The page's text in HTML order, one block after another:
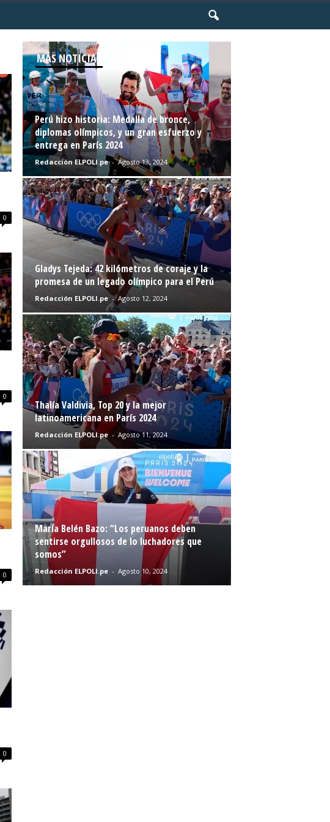
0
0
0
0
MÁS NOTICIAS
Perú hizo historia: Medalla de bronce,
diplomas olímpicos, y un gran esfuerzo y
entrega en París 2024
Redacción ELPOLI.pe - Agosto 13, 2024
Gladys Tejeda: 42 kilómetros de coraje y la
promesa de un legado olímpico para el Perú
Redacción ELPOLI.pe - Agosto 12, 2024
Thalía Valdivia, Top 20 y la mejor
latinoamericana en París 2024
Redacción ELPOLI.pe - Agosto 11, 2024
María Belén Bazo: “Los peruanos deben
sentirse orgullosos de lo luchadores que
somos”
Redacción ELPOLI.pe - Agosto 10, 2024